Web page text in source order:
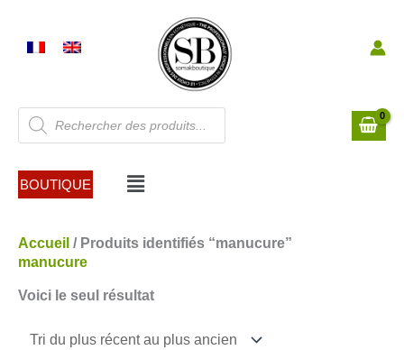
contenu
Recherche
de
produits
BOUTIQUE Menu
Accueil / Produits identifiés “manucure”
manucure
Voici le seul résultat